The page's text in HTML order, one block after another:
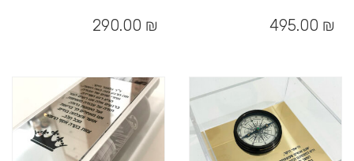
290.00 ₪
495.00 ₪